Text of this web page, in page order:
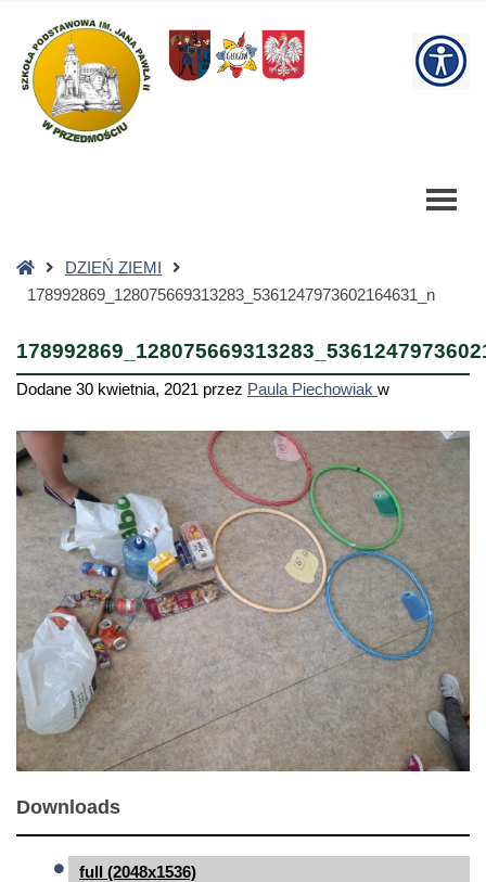
Szkoła
Podstawowa
Strona
główna
DZIEŃ ZIEMI
178992869_128075669313283_5361247973602164631_n
Dodane 30 kwietnia, 2021 przez Paula Piechowiak w
Downloads
full (2048x1536)